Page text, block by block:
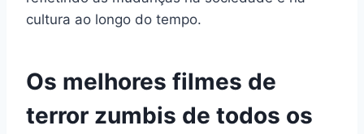
cultura ao longo do tempo.
Os melhores filmes de
terror zumbis de todos os